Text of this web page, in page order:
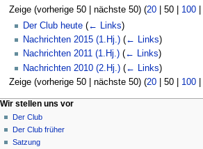
Zeige (vorherige 50| nächste 50) (20| 50| 100|
Der Club heute (← Links)
Nachrichten 2015 (1.Hj.) (← Links)
Nachrichten 2011 (1.Hj.) (← Links)
Nachrichten 2010 (2.Hj.) (← Links)
Zeige (vorherige 50| nächste 50) (20| 50| 100|
N
a
v
Seitenaktionen
Seite
Diskussion
Lesen
Meine Werkzeuge
Anmelden
Wir stellen uns vor
Der Club
Der Club früher
Satzung